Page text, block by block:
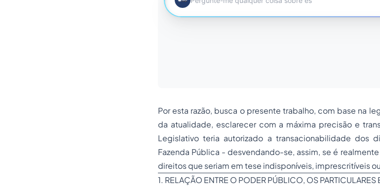
Por esta razão, busca o presente trabalho, com base na
da atualidade, esclarecer com a máxima precisão e
Legislativo teria autorizado a transacionabilidade dos
Fazenda Pública - desvendando-se, assim, se é
direitos que seriam em tese indisponíveis, imprescritíveis
1. RELAÇÃO ENTRE O PODER PÚBLICO, OS